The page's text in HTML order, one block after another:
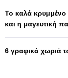
Το καλά κρυμμένο
και η μαγευτική
6 γραφικά χωριά